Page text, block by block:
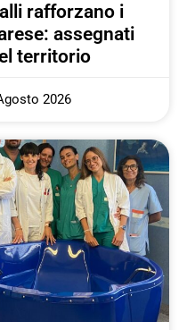
rafforzano i
assegnati
territorio
2026